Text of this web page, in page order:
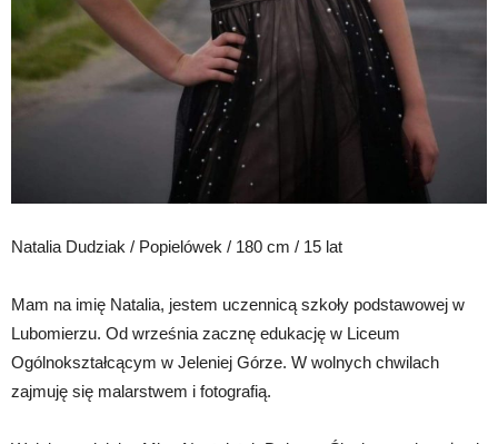
Natalia Dudziak / Popielówek / 180 cm / 15 lat
Mam na imię Natalia, jestem uczennicą szkoły podstawowej w
Lubomierzu. Od września zacznę edukację w Liceum
Ogólnokształcącym w Jeleniej Górze. W wolnych chwilach
zajmuję się malarstwem i fotografią.